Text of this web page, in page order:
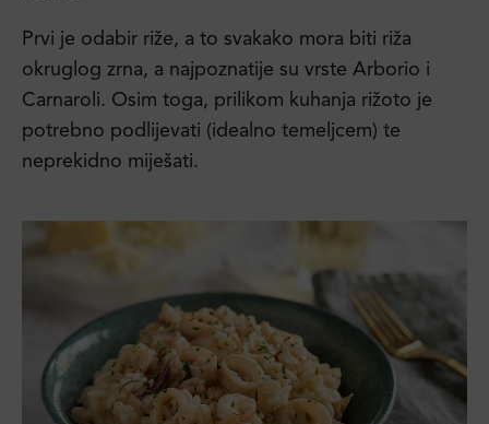
Prvi je odabir riže, a to svakako mora biti riža
okruglog zrna, a najpoznatije su vrste Arborio i
Carnaroli. Osim toga, prilikom kuhanja rižoto je
potrebno podlijevati (idealno temeljcem) te
neprekidno miješati.